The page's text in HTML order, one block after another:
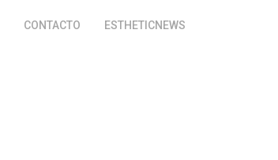
CONTACTO ESTHETICNEWS